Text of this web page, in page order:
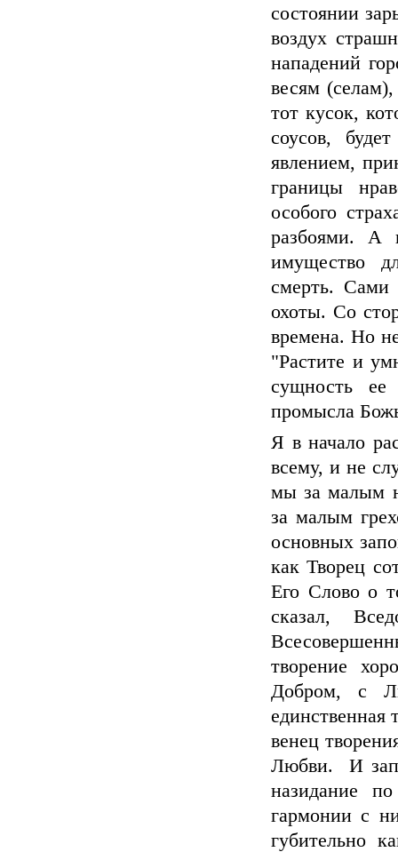
состоянии
воздух
нападений
весям
тот кусок,
соусов,
явлением,
границы
особого
разбоями. А
имущество
смерть. Сами
охоты. Со
времена. Но
"Растите и
сущность ее
промысла
Я в начало
всему, и не
мы за малым
за малым
основных
как Творец
Его Слово о
сказал,
творение
Добром, с
единственная
венец
Любви. И
назидание
гармонии с
губительно